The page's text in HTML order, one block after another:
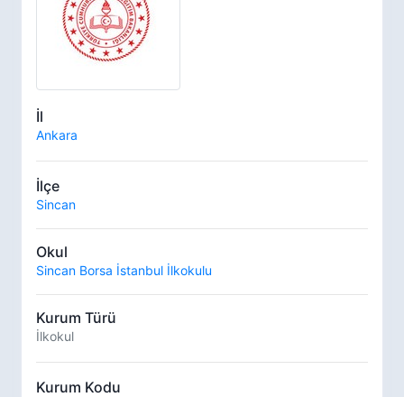
İl
Ankara
İlçe
Sincan
Okul
Sincan Borsa İstanbul İlkokulu
Kurum Türü
İlkokul
Kurum Kodu